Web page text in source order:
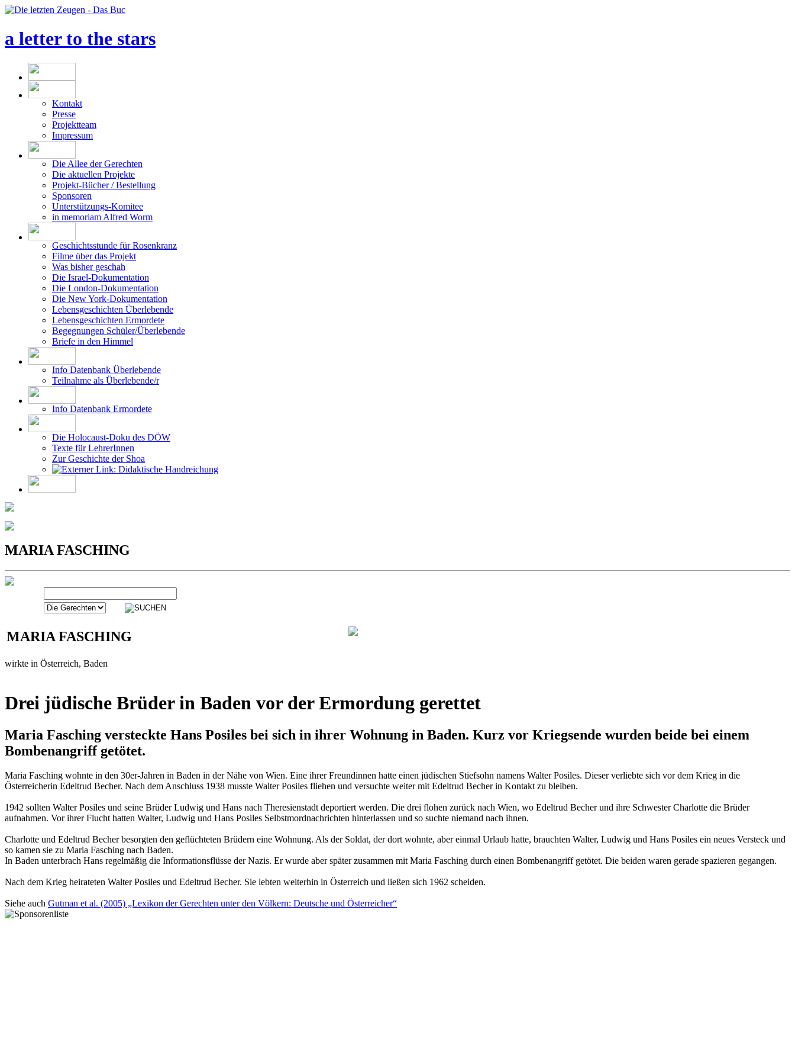
a letter to the stars
Kontakt
Presse
Projektteam
Impressum
Die Allee der Gerechten
Die aktuellen Projekte
Projekt-Bücher / Bestellung
Sponsoren
Unterstützungs-Komitee
in memoriam Alfred Worm
Geschichtsstunde für Rosenkranz
Filme über das Projekt
Was bisher geschah
Die Israel-Dokumentation
Die London-Dokumentation
Die New York-Dokumentation
Lebensgeschichten Überlebende
Lebensgeschichten Ermordete
Begegnungen Schüler/Überlebende
Briefe in den Himmel
Info Datenbank Überlebende
Teilnahme als Überlebende/r
Info Datenbank Ermordete
Die Holocaust-Doku des DÖW
Texte für LehrerInnen
Zur Geschichte der Shoa
Didaktische Handreichung
MARIA FASCHING
MARIA FASCHING
wirkte in Österreich, Baden
Drei jüdische Brüder in Baden vor der Ermordung gerettet
Maria Fasching versteckte Hans Posiles bei sich in ihrer Wohnung in Baden. Kurz vor Kriegsende wurden beide bei einem
Bombenangriff getötet.
Maria Fasching wohnte in den 30er-Jahren in Baden in der Nähe von Wien. Eine ihrer Freundinnen hatte einen jüdischen Stiefsohn namens Walter Posiles. Dieser verliebte sich vor dem Krieg in die
Österreicherin Edeltrud Becher. Nach dem Anschluss 1938 musste Walter Posiles fliehen und versuchte weiter mit Edeltrud Becher in Kontakt zu bleiben.
1942 sollten Walter Posiles und seine Brüder Ludwig und Hans nach Theresienstadt deportiert werden. Die drei flohen zurück nach Wien, wo Edeltrud Becher und ihre Schwester Charlotte die Brüder
aufnahmen. Vor ihrer Flucht hatten Walter, Ludwig und Hans Posiles Selbstmordnachrichten hinterlassen und so suchte niemand nach ihnen.
Charlotte und Edeltrud Becher besorgten den geflüchteten Brüdern eine Wohnung. Als der Soldat, der dort wohnte, aber einmal Urlaub hatte, brauchten Walter, Ludwig und Hans Posiles ein neues Versteck und
so kamen sie zu Maria Fasching nach Baden.
In Baden unterbrach Hans regelmäßig die Informationsflüsse der Nazis. Er wurde aber später zusammen mit Maria Fasching durch einen Bombenangriff getötet. Die beiden waren gerade spazieren gegangen.
Nach dem Krieg heirateten Walter Posiles und Edeltrud Becher. Sie lebten weiterhin in Österreich und ließen sich 1962 scheiden.
Siehe auch Gutman et al. (2005) „Lexikon der Gerechten unter den Völkern: Deutsche und Österreicher“